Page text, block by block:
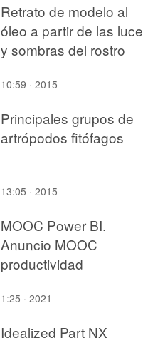
Retrato de modelo al
óleo a partir de las
y sombras del rostro
10:59 · 2015
Principales grupos de
artrópodos fitófagos
13:05 · 2015
MOOC Power BI.
Anuncio MOOC
productividad
1:25 · 2021
Idealized Part NX